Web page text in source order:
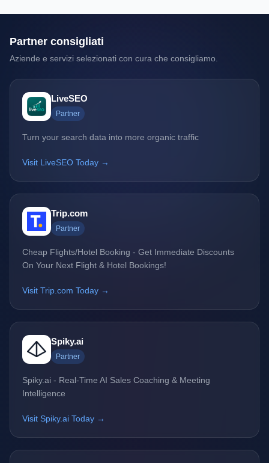
Partner consigliati
Aziende e servizi selezionati con cura che consigliamo.
LiveSEO
Partner
Turn your search data into more organic traffic
Visit LiveSEO Today →
Trip.com
Partner
Cheap Flights/Hotel Booking - Get Immediate Discounts
On Your Next Flight & Hotel Bookings!
Visit Trip.com Today →
Spiky.ai
Partner
Spiky.ai - Real-Time AI Sales Coaching & Meeting
Intelligence
Visit Spiky.ai Today →